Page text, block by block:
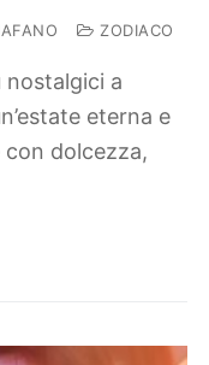
ZODIACO
nostalgici a
eterna e
con dolcezza,